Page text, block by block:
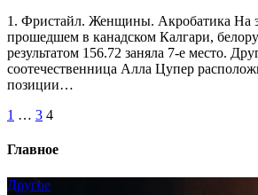
1. Фристайл. Женщины. Акробатика На
прошедшем в канадском Калгари,
результатом 156.72 заняла 7-е место.
соотечественница Алла Цупер
позиции…
Пагинация
записей
1 … 3 4
Главное
Другое